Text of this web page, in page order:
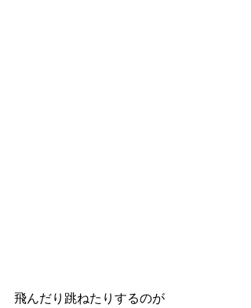
飛んだり跳ねたりするのが